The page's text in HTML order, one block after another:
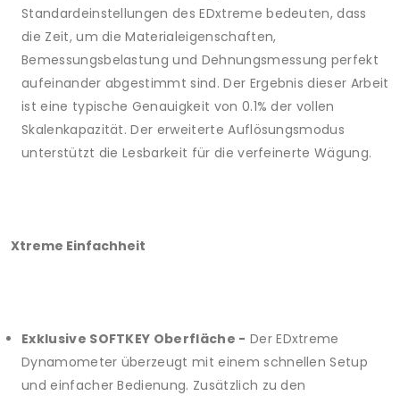
Standardeinstellungen des EDxtreme bedeuten, dass
die Zeit, um die Materialeigenschaften,
Bemessungsbelastung und Dehnungsmessung perfekt
aufeinander abgestimmt sind. Der Ergebnis dieser Arbeit
ist eine typische Genauigkeit von 0.1% der vollen
Skalenkapazität. Der erweiterte Auflösungsmodus
unterstützt die Lesbarkeit für die verfeinerte Wägung.
Xtreme Einfachheit
Exklusive SOFTKEY Oberfläche - Der EDxtreme
Dynamometer überzeugt mit einem schnellen Setup
und einfacher Bedienung. Zusätzlich zu den